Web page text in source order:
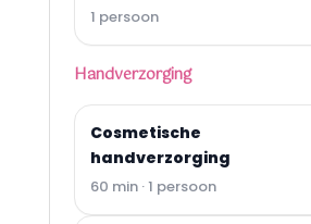
1 persoon
Handverzorging
Cosmetische
handverzorging
60 min · 1 persoon